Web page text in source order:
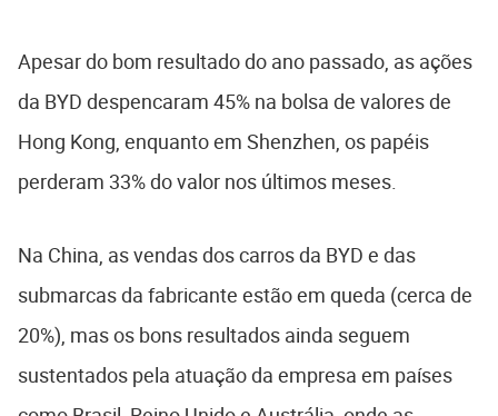
Apesar do bom resultado do ano passado, as ações
da BYD despencaram 45% na bolsa de valores de
Hong Kong, enquanto em Shenzhen, os papéis
perderam 33% do valor nos últimos meses.
Na China, as vendas dos carros da BYD e das
submarcas da fabricante estão em queda (cerca de
20%), mas os bons resultados ainda seguem
sustentados pela atuação da empresa em países